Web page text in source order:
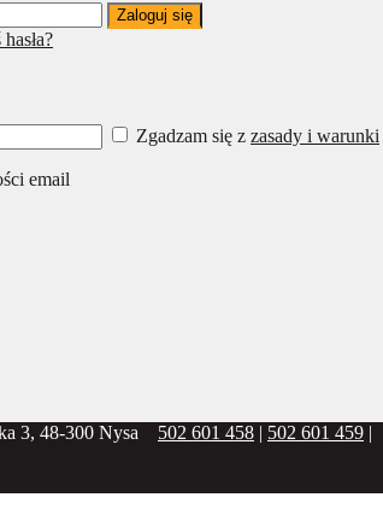
Zaloguj się
Zgadzam się z zasady i warunki
email
3, 48-300 Nysa 502 601 458 | 502 601 459 |